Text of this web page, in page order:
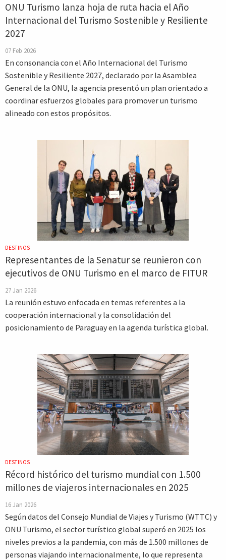
ONU Turismo lanza hoja de ruta hacia el Año
Internacional del Turismo Sostenible y Resiliente
2027
07 Feb 2026
En consonancia con el Año Internacional del Turismo
Sostenible y Resiliente 2027, declarado por la Asamblea
General de la ONU, la agencia presentó un plan orientado a
coordinar esfuerzos globales para promover un turismo
alineado con estos propósitos.
DESTINOS
Representantes de la Senatur se reunieron con
ejecutivos de ONU Turismo en el marco de FITUR
27 Jan 2026
La reunión estuvo enfocada en temas referentes a la
cooperación internacional y la consolidación del
posicionamiento de Paraguay en la agenda turística global.
DESTINOS
Récord histórico del turismo mundial con 1.500
millones de viajeros internacionales en 2025
16 Jan 2026
Según datos del Consejo Mundial de Viajes y Turismo (WTTC) y
ONU Turismo, el sector turístico global superó en 2025 los
niveles previos a la pandemia, con más de 1.500 millones de
personas viajando internacionalmente, lo que representa